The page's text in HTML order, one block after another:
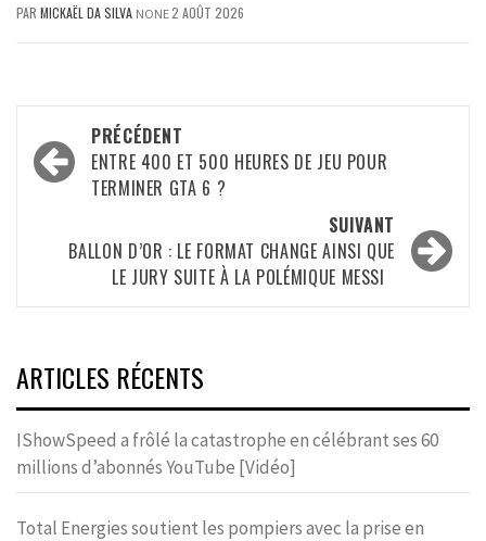
PAR MICKAËL DA SILVA NONE2 AOÛT 2026
Navigation
d’article
PRÉCÉDENT
ENTRE 400 ET 500 HEURES DE JEU POUR
TERMINER GTA 6 ?
SUIVANT
BALLON D’OR : LE FORMAT CHANGE AINSI QUE
LE JURY SUITE À LA POLÉMIQUE MESSI
ARTICLES RÉCENTS
IShowSpeed a frôlé la catastrophe en célébrant ses 60
millions d’abonnés YouTube [Vidéo]
Total Energies soutient les pompiers avec la prise en